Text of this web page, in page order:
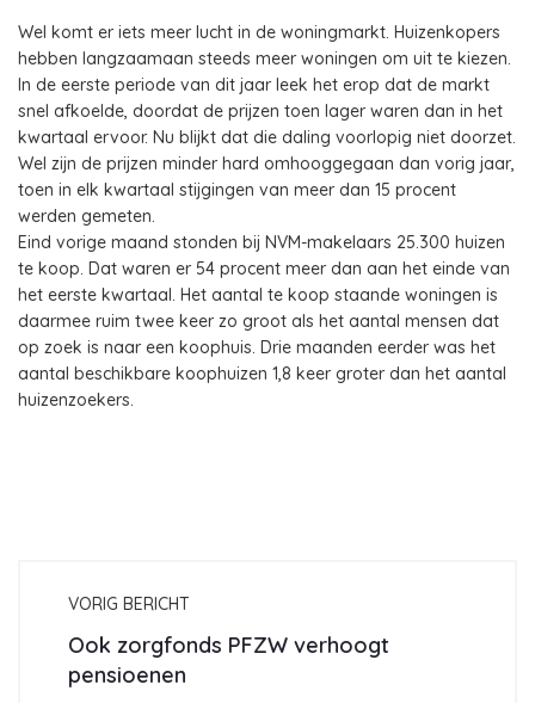
Wel komt er iets meer lucht in de woningmarkt. Huizenkopers
hebben langzaamaan steeds meer woningen om uit te kiezen.
In de eerste periode van dit jaar leek het erop dat de markt
snel afkoelde, doordat de prijzen toen lager waren dan in het
kwartaal ervoor. Nu blijkt dat die daling voorlopig niet doorzet.
Wel zijn de prijzen minder hard omhooggegaan dan vorig jaar,
toen in elk kwartaal stijgingen van meer dan 15 procent
werden gemeten.
Eind vorige maand stonden bij NVM-makelaars 25.300 huizen
te koop. Dat waren er 54 procent meer dan aan het einde van
het eerste kwartaal. Het aantal te koop staande woningen is
daarmee ruim twee keer zo groot als het aantal mensen dat
op zoek is naar een koophuis. Drie maanden eerder was het
aantal beschikbare koophuizen 1,8 keer groter dan het aantal
huizenzoekers.
VORIG BERICHT
Ook zorgfonds PFZW verhoogt
pensioenen